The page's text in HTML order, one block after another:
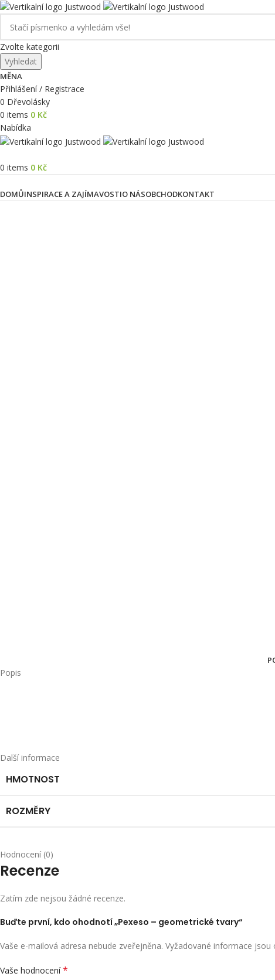
Zvolte kategorii
Vyhledat
MĚNA
Přihlášení / Registrace
0 Dřevolásky
0 items 0 Kč
Nabídka
0 items 0 Kč
DOMŮINSPIRACE A ZAJÍMAVOSTIO NÁSOBCHODKONTAKT
Popis
Další informace
HMOTNOST
ROZMĚRY
Hodnocení (0)
Recenze
Zatím zde nejsou žádné recenze.
Buďte první, kdo ohodnotí „Pexeso – geometrické tvary“
Vaše e-mailová adresa nebude zveřejněna. Vyžadované informace jsou
Vaše hodnocení*